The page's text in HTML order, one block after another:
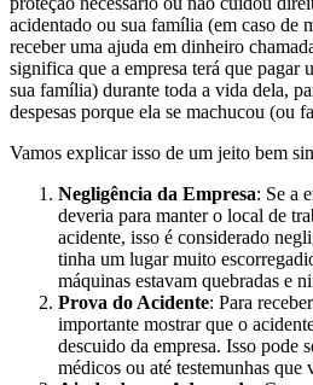
acidentado ou sua família (em caso de
receber uma ajuda em dinheiro
significa que a empresa terá que pagar
sua família) durante toda a vida dela,
despesas porque ela se machucou (ou
Vamos explicar isso de um jeito bem
Negligência da Empresa: Se a
deveria para manter o local de
acidente, isso é considerado
tinha um lugar muito
máquinas estavam quebradas e
Prova do Acidente: Para
importante mostrar que o
descuido da empresa. Isso pode
médicos ou até testemunhas que